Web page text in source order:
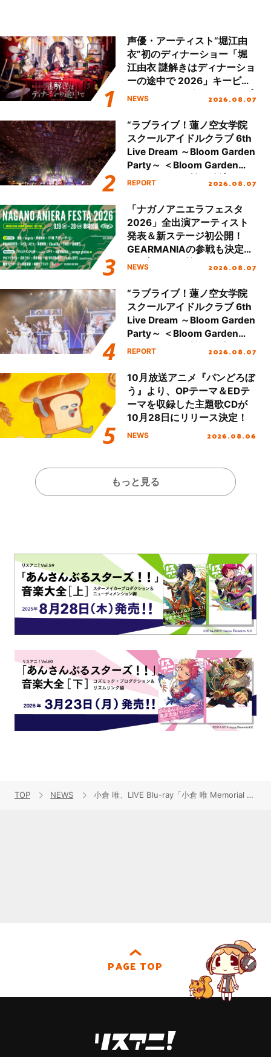
声優・アーティスト“堀江由
衣”初のディナーショー「堀
江由衣 謎解きはディナーショ
ーの途中で 2026」キービジ
ュアル＆グッズラインナップ
NEWS 2026.08.07
“ラブライブ！蓮ノ空女学院
スクールアイドルクラブ 6th
Live Dream ～Bloom Garden
Party～ ＜Bloom Garden
Party Stage／埼玉公演＞”
REPORT 2026.08.07
「ナガノアニエラフェスタ
2026」全出演アーティスト
発表＆新ステージ初公開！
GEARMANIAの参戦も決定
し、初となる第3ステージの
NEWS 2026.08.07
“ラブライブ！蓮ノ空女学院
スクールアイドルクラブ 6th
Live Dream ～Bloom Garden
Party～ ＜Bloom Garden
Party Stage／埼玉公演＞”
REPORT 2026.08.07
10月放送アニメ『パンどろぼ
う』より、OPテーマ＆EDテ
ーマを収録した主題歌CDが
10月28日にリリース決定！
NEWS 2026.08.06
もっと見る
TOP NEWS 小倉 唯、LIVE Blu-ray「小倉 唯 Memorial LIVE 2023~To the 11’Eleven~」7月10日発売決定＆秋のライブツアーの詳細発表！
PAGE TOP